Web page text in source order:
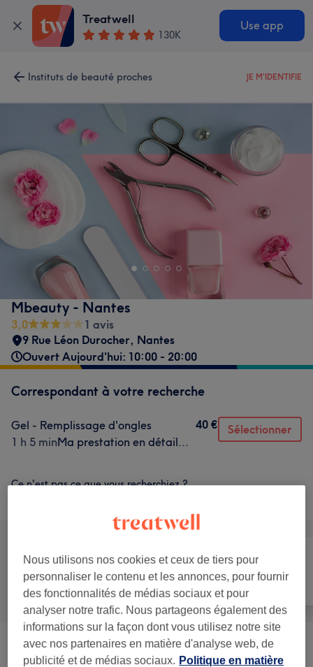
Treatwell
130K
Use app
Instituts de beauté proches JE M'IDENTIFIE
Mbeauty - Nantes
3,0
1 avis
9 Rue Léon Durocher, Nantes
Ouvert Aujourd'hui: 10:00 - 20:00
Correspondant à votre recherche
Gel - Remplissage d'ongles
1 h 5 minMa prestation en détail...
40 € Sélectionner
Ce n'est pas ce que vous recherchiez ?
Tout
Manucure et
Beauté des pieds
Épilation
Mains (3) à partir de 40 €
Nous utilisons nos cookies et ceux de tiers pour
personnaliser le contenu et les annonces, pour fournir
des fonctionnalités de médias sociaux et pour
analyser notre trafic. Nous partageons également des
informations sur la façon dont vous utilisez notre site
avec nos partenaires en matière d'analyse web, de
publicité et de médias sociaux. Politique en matière